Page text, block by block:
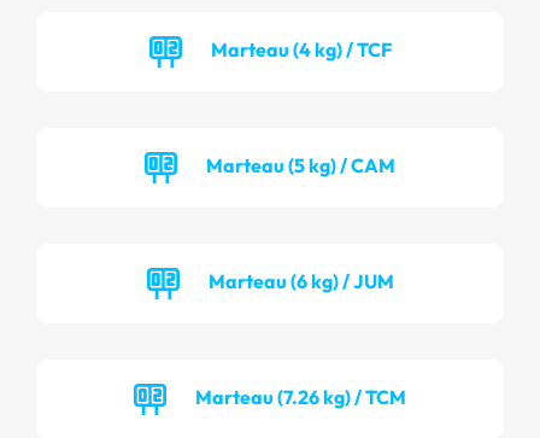
Marteau (4 kg) / TCF
Marteau (5 kg) / CAM
Marteau (6 kg) / JUM
Marteau (7.26 kg) / TCM